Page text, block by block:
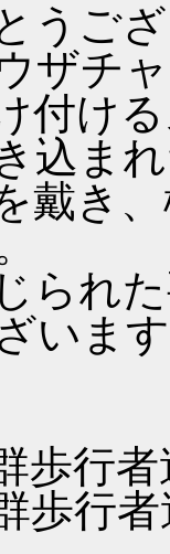
うご
ザチ
付け
込ま
戴き
られ
いま
歩行
歩行